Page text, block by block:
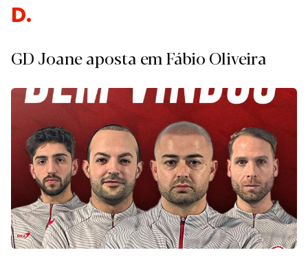
Despo
GD Joane aposta em Fábio Oliveira